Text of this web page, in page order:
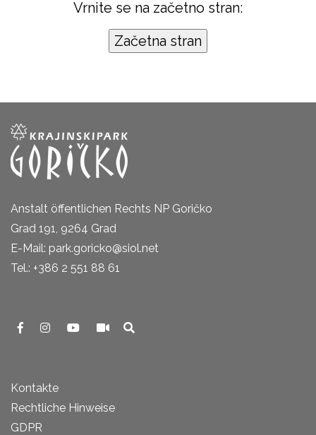
Vrnite se na začetno stran:
Anstalt öffentlichen Rechts NP Goričko
Grad 191, 9264 Grad
E-Mail: park.goricko@siol.net
Tel.: +386 2 551 88 61
Kontakte
Rechtliche Hinweise
GDPR